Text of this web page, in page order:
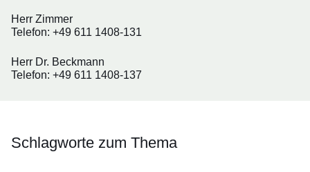
Herr Zimmer
Telefon: +49 611 1408-131
Herr Dr. Beckmann
Telefon: +49 611 1408-137
Schlagworte zum Thema